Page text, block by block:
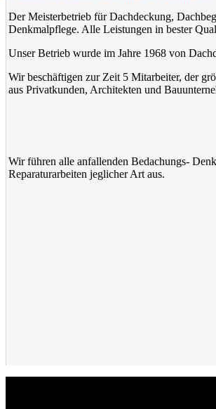
Der Meisterbetrieb für Dachdeckung,
Denkmalpflege. Alle Leistungen in bester
Unser Betrieb wurde im Jahre 1968 von
Wir beschäftigen zur Zeit 5 Mitarbeiter, der
aus Privatkunden, Architekten und
Wir führen alle anfallenden Bedachungs-
Reparaturarbeiten jeglicher Art aus.